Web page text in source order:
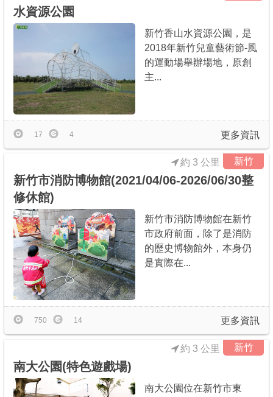
水資源公園
新竹香山水資源公園，是
2018年新竹兒童藝術節-風
的運動場舉辦場地，原創
主...
更多資訊
17 4
新竹
約 3 公里
新竹市消防博物館(2021/04/06-2026/06/30整
修休館)
新竹市消防博物館在新竹
市政府前面，除了是消防
的歷史博物館外，本身仍
是實際在...
更多資訊
750 14
新竹
約 3 公里
南大公園(特色遊戲場)
南大公園位在新竹市東